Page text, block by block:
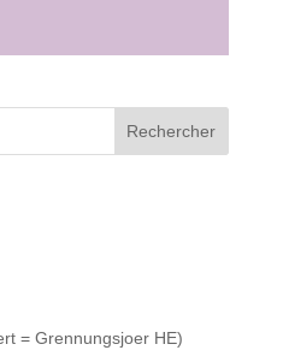
= Grennungsjoer HE)